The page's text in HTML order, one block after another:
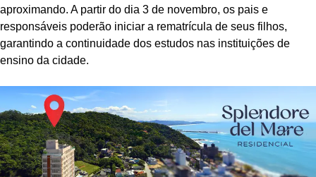
aproximando. A partir do dia 3 de novembro, os pais e
responsáveis poderão iniciar a rematrícula de seus filhos,
garantindo a continuidade dos estudos nas instituições de
ensino da cidade.